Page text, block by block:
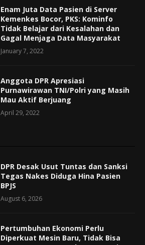
Enam Juta Data Pasien di Server
Kemenkes Bocor, PKS: Kominfo
Tidak Belajar dari Kesalahan dan
Gagal Menjaga Data Masyarakat
January 7, 2022
Anggota DPR Apresiasi
Purnawirawan TNI/Polri yang Masih
Mau Aktif Berjuang
April 29, 2022
DPR Desak Usut Tuntas dan Sanksi
Tegas Nakes Diduga Hina Pasien
BPJS
August 6, 2026
Pertumbuhan Ekonomi Perlu
Diperkuat Mesin Baru, Tidak Bisa